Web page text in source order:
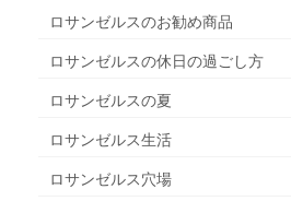
ロサンゼルスのお勧め商品
ロサンゼルスの休日の過ごし方
ロサンゼルスの夏
ロサンゼルス生活
ロサンゼルス穴場